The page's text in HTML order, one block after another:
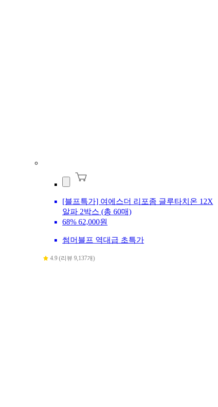
[블프특가] 여에스더 리포좀 글루타치온 12X
알파 2박스 (총 60매)
68% 62,000원
썸머블프 역대급 초특가
4.9 (리뷰 9,137개)